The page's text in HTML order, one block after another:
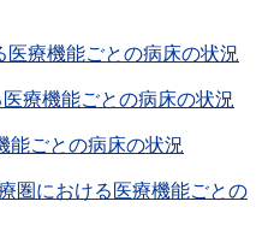
療機能ごとの病床の状況
療機能ごとの病床の状況
能ごとの病床の状況
圏における医療機能ごとの